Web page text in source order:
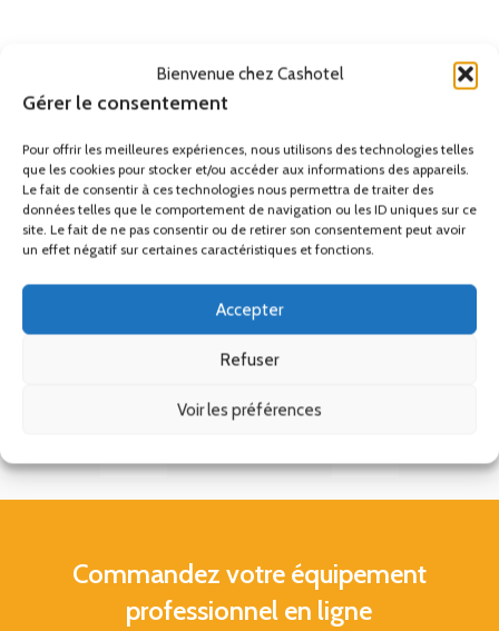
Bienvenue chez Cashotel
Gérer le consentement
Pour offrir les meilleures expériences, nous utilisons des technologies telles
que les cookies pour stocker et/ou accéder aux informations des appareils.
Le fait de consentir à ces technologies nous permettra de traiter des
données telles que le comportement de navigation ou les ID uniques sur ce
site. Le fait de ne pas consentir ou de retirer son consentement peut avoir
un effet négatif sur certaines caractéristiques et fonctions.
Accepter
Refuser
Voir les préférences
Commandez votre équipement
professionnel en ligne